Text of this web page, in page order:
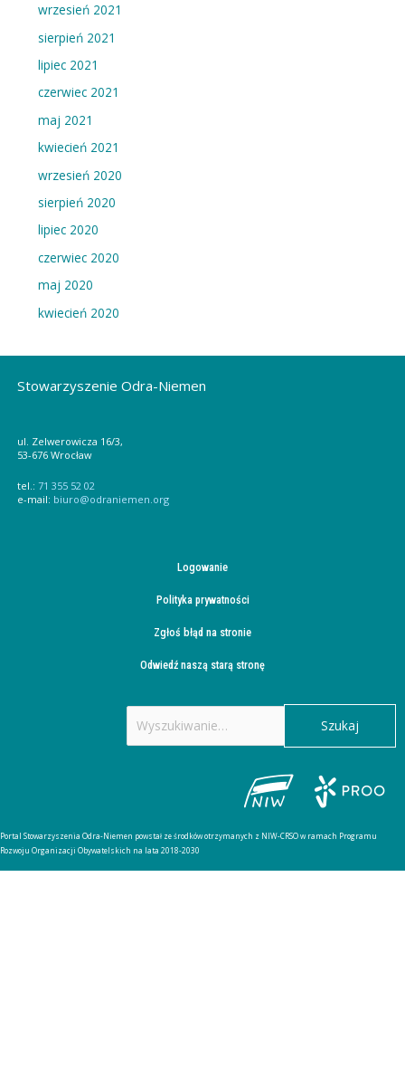
w
p
i
s
wrzesień 2021
sierpień 2021
lipiec 2021
czerwiec 2021
maj 2021
kwiecień 2021
wrzesień 2020
sierpień 2020
lipiec 2020
czerwiec 2020
maj 2020
kwiecień 2020
Stowarzyszenie Odra-Niemen
ul. Zelwerowicza 16/3,
53-676 Wrocław
tel.: 71 355 52 02
e-mail: biuro@odraniemen.org
Logowanie
Polityka prywatności
Zgłoś błąd na stronie
Odwiedź naszą starą stronę
Szukaj
dla:
Portal Stowarzyszenia Odra-Niemen powstał ze środków otrzymanych z NIW-CRSO w ramach Programu
Rozwoju Organizacji Obywatelskich na lata 2018-2030